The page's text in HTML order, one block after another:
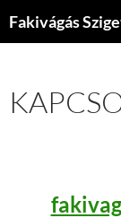
Fakivágás